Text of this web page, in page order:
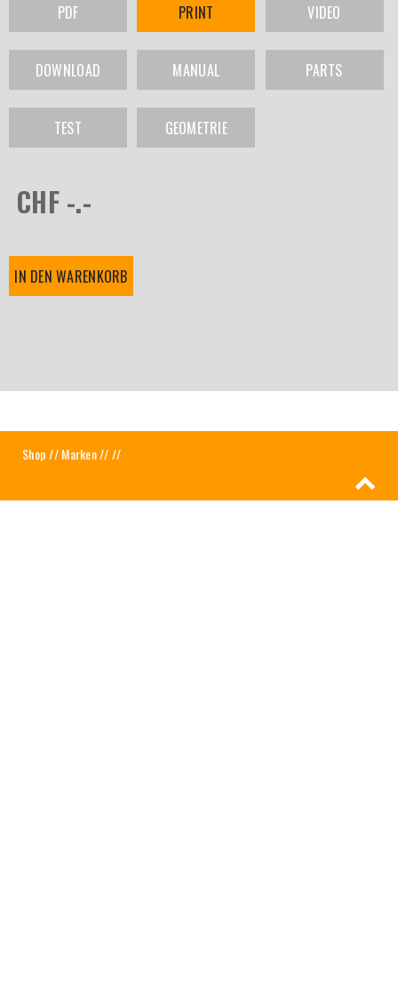
PDF PRINT VIDEO
DOWNLOAD MANUAL PARTS
TEST GEOMETRIE
CHF -.-
IN DEN WARENKORB
Shop//Marken////